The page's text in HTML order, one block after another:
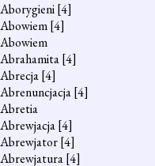
Aborygieni[4]
Abowiem[4]
Abowiem
Abrahamita[4]
Abrecja[4]
Abrenuncjacja[4]
Abretia
Abrewjacja[4]
Abrewjator[4]
Abrewjatura[4]